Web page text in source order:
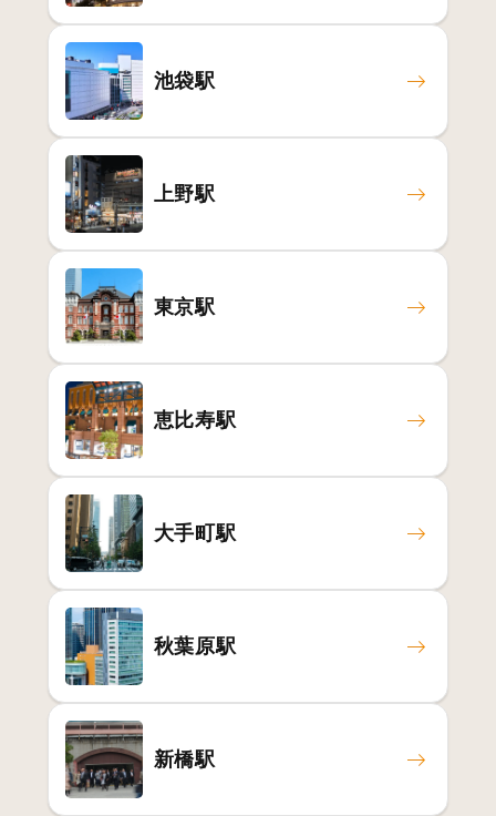
池袋駅
上野駅
東京駅
恵比寿駅
大手町駅
秋葉原駅
新橋駅